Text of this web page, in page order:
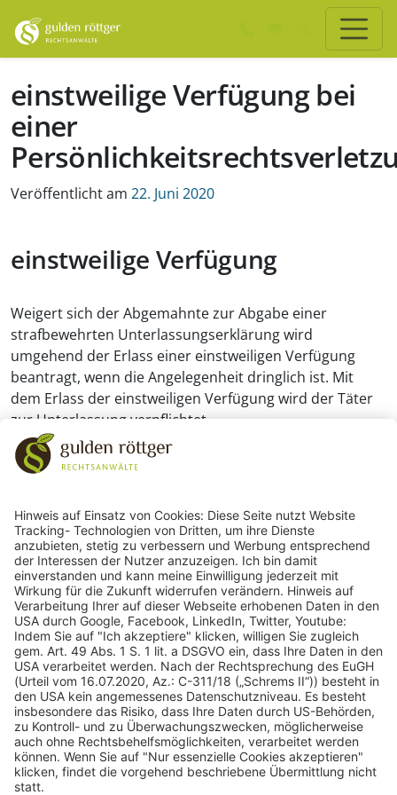
einstweilige Verfügung bei
einer
Veröffentlicht am 22. Juni 2020
einstweilige Verfügung
Weigert sich der Abgemahnte zur Abgabe einer
strafbewehrten Unterlassungserklärung wird
umgehend der Erlass einer einstweiligen Verfügung
beantragt, wenn die Angelegenheit dringlich ist. Mit
dem Erlass der einstweiligen Verfügung wird der Täter
zur Unterlassung verpflichtet.
gulden röttger rechtsanwälte
gulden röttger rechtsanwälte
Jean-Pierre-Jungels-Str.10
55126 Mainz
06131 240950
anfrage@ggr-law.com